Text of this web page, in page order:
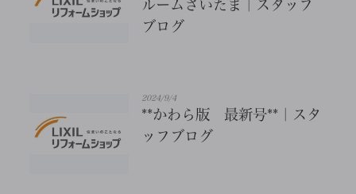
ルームさいたま｜スタッフ
ブログ
2024/9/4
**かわら版 最新号**｜スタ
ッフブログ